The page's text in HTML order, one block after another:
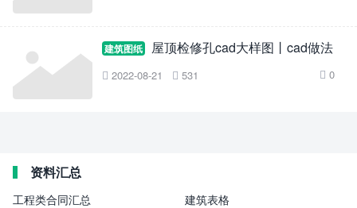
建筑图纸 屋顶检修孔cad大样图丨cad做法
 2022-08-21  531  0
资料汇总
工程类合同汇总
建筑表格